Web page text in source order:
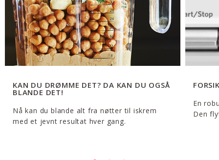
KAN DU DRØMME DET? DA KAN DU OGSÅ
BLANDE DET!
Nå kan du blande alt fra nøtter til iskrem
med et jevnt resultat hver gang.
En
Den